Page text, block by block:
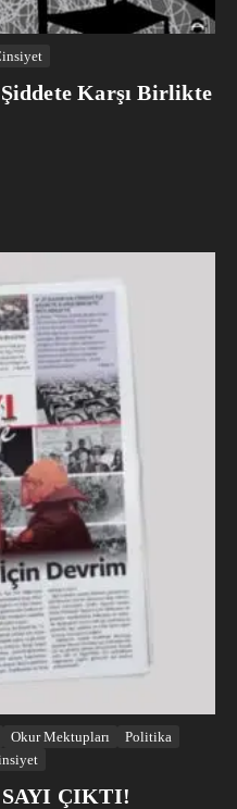
Karşı Birlikte
Okur Mektupları
Politika
ÇIKTI!